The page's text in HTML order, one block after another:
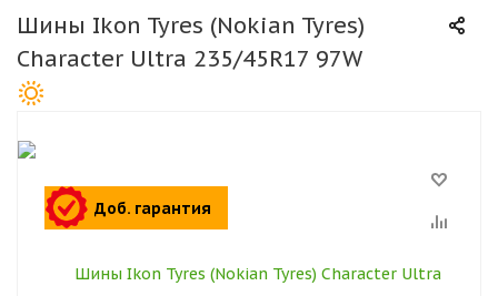
Шины Ikon Tyres (Nokian Tyres)
Character Ultra 235/45R17 97W
Доб. гарантия